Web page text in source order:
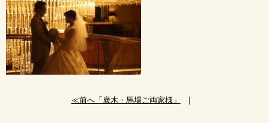
≪前へ「廣木・馬場ご両家様」 ｜